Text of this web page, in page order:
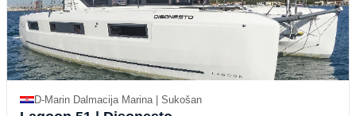
D-Marin Dalmacija Marina | Sukošan